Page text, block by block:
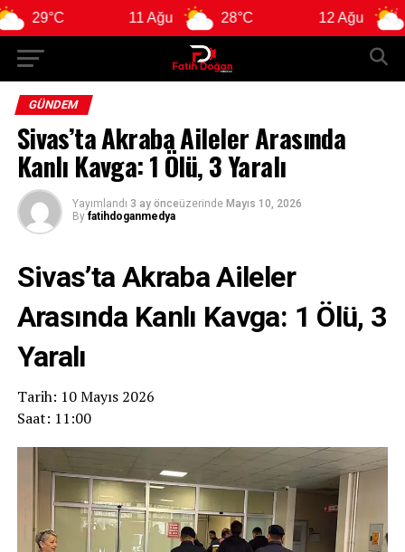
11 Ağu 28°C 28°C
GÜNDEM
Sivas’ta Akraba Aileler Arasında
Kanlı Kavga: 1 Ölü, 3 Yaralı
Yayımlandı 3 ay önceüzerinde Mayıs 10, 2026
By fatihdoganmedya
Sivas’ta Akraba Aileler
Arasında Kanlı Kavga: 1 Ölü, 3
Yaralı
Tarih: 10 Mayıs 2026
Saat: 11:00